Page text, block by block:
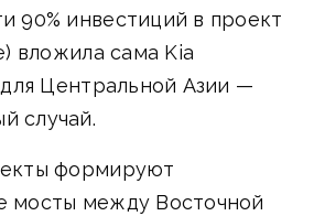
90% инвестиций в проект
вложила сама Kia
Центральной Азии —
случай.
формируют
мосты между Восточной